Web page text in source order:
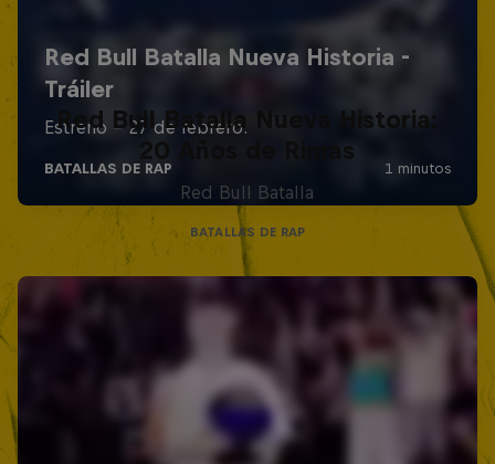
Red Bull Batalla Nueva Historia:
20 Años de Rimas
Red Bull Batalla
BATALLAS DE RAP